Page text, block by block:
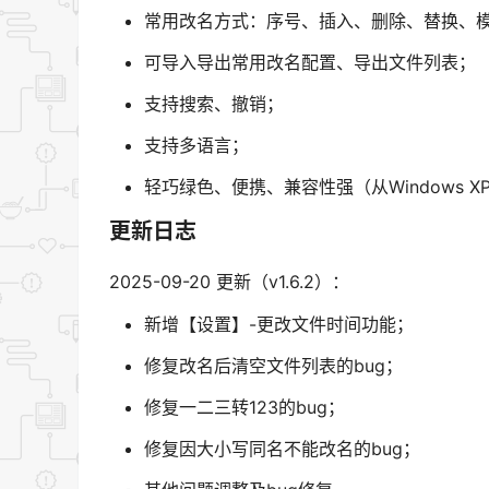
常用改名方式：序号、插入、删除、替换、模
可导入导出常用改名配置、导出文件列表；
支持搜索、撤销；
支持多语言；
轻巧绿色、便携、兼容性强（从Windows
更新日志
2025-09-20 更新（v1.6.2）：
新增【设置】-更改文件时间功能；
修复改名后清空文件列表的bug；
修复一二三转123的bug；
修复因大小写同名不能改名的bug；